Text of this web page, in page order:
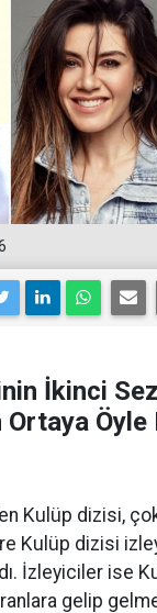
İkinci
Ortaya Öyle
Kulüp dizisi,
Kulüp dizisi
İzleyiciler ise
gelip